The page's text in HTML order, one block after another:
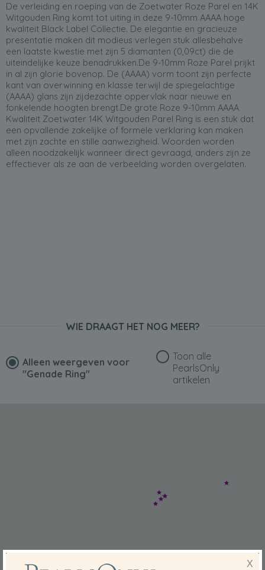
De verleiding en roeping van de Zoetwater Roze Parel en 14K
Witgouden Ring komt tot uiting in deze 9-10mm AAAA hoge
kwaliteit Black Label Collectie. De elegantie en gracieuze
presentatie maken dit modieus verlegen stuk allesbehalve
een laatste kwestie met zijn 5 diamanten (0,09ct) die de
uiteindelijke keuze benadrukken.De 9-10mm Roze Parel prijkt
in al zijn glorie bovenop. De (AAAA) vorm toont zijn perfecte
kant van overwinning en klasse terwijl de spiegelachtige
(AAAA) glans zijn zijdezachte oppervlak naar nieuwe en
fonkelende hoogten brengt.De grote Roze 9-10mm AAAA
Kwaliteit Zoetwater 14K Witgouden Parel Ring is een stuk dat
een opvallende zakelijke of formele verklaring kan maken
met zijn zachte en stille aanwezigheid. Woorden worden
alleen noodzakelijk wanneer direct gevraagd, anders zijn ze
effectiever als ze aan de verbeelding worden overgelaten.
WIE DRAAGT HET NOG MEER?
Alleen weergeven voor
"Genade Ring"
Toon alle
PearlsOnly
artikelen
X